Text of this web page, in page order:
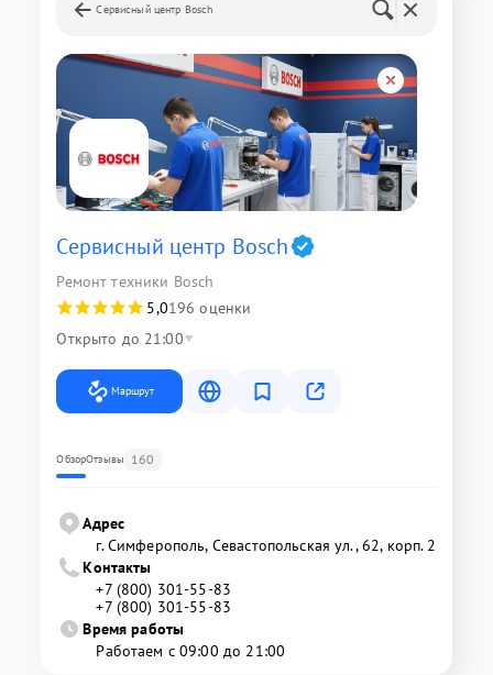
Сервисный центр Bosch
Сервисный центр Bosch
Ремонт техники Bosch
5,0196 оценки
Открыто до 21:00
Маршрут
ОбзорОтзывы 160
Адрес
г. Симферополь, Севастопольская ул., 62, корп. 2
Контакты
+7 (800) 301-55-83
+7 (800) 301-55-83
Время работы
Работаем с 09:00 до 21:00